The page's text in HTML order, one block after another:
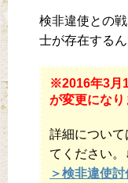
検非違使との
士が存在するん
※2016年3月
が変更にな
詳細につい
てください。
＞検非違使